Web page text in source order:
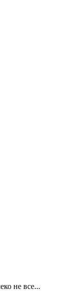
не все...